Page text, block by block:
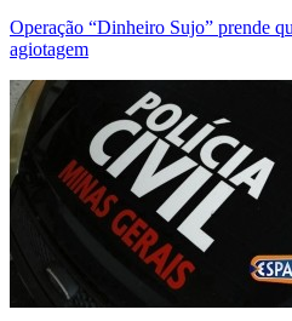
Operação “Dinheiro Sujo” prende
agiotagem